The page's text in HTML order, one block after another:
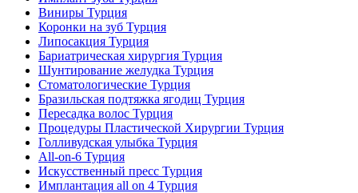
Виниры Турция
Коронки на зуб Турция
Липосакция Турция
Бариатрическая хирургия Турция
Шунтирование желудка Турция
Стоматологические Турция
Бразильская подтяжка ягодиц Турция
Пересадка волос Турция
Процедуры Пластической Хирургии Турция
Голливудская улыбка Турция
All-on-6 Турция
Искусственный пресс Турция
Имплантация all on 4 Турция